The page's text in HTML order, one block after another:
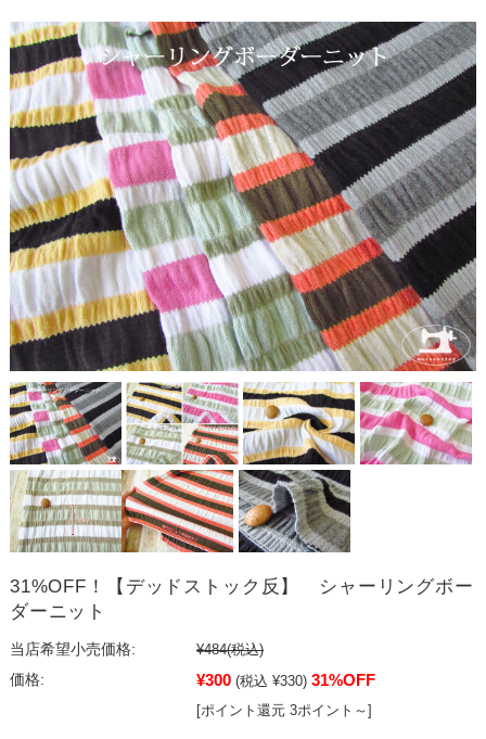
31%OFF！【デッドストック反】 シャーリングボー
ダーニット
当店希望小売価格: ¥484(税込)
価格:
¥300 (税込 ¥330) 31%OFF
[ポイント還元 3ポイント～]